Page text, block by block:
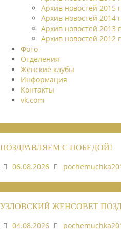
Архив новостей 2015
Архив новостей 2014
Архив новостей 2013
Архив новостей 2012
Фото
Отделения
Женские клубы
Информация
Контакты
vk.com
ПОЗДРАВЛЯЕМ С ПОБЕДОЙ!
06.08.2026
УЗЛОВСКИЙ ЖЕНСОВЕТ
04.08.2026